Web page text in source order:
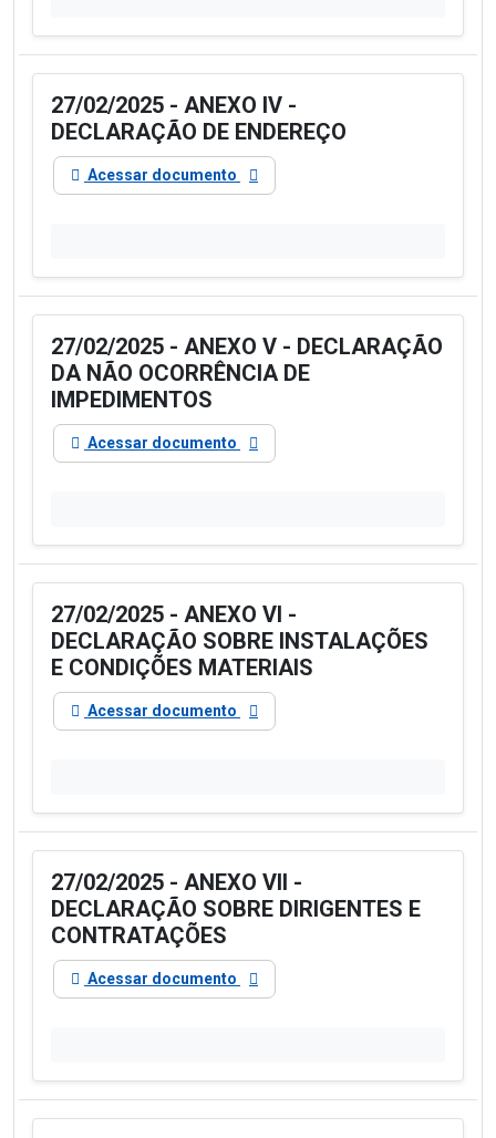
27/02/2025 - ANEXO IV -
DECLARAÇÃO DE ENDEREÇO
Acessar documento
27/02/2025 - ANEXO V - DECLARAÇÃO
DA NÃO OCORRÊNCIA DE
IMPEDIMENTOS
Acessar documento
27/02/2025 - ANEXO VI -
DECLARAÇÃO SOBRE INSTALAÇÕES
E CONDIÇÕES MATERIAIS
Acessar documento
27/02/2025 - ANEXO VII -
DECLARAÇÃO SOBRE DIRIGENTES E
CONTRATAÇÕES
Acessar documento